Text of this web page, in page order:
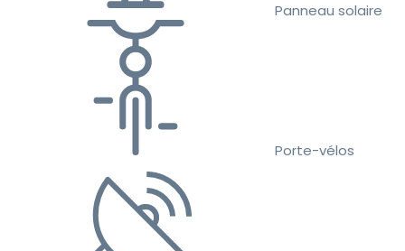
Panneau solaire
Porte-vélos